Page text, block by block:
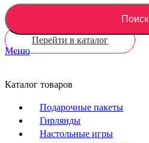
Поиск
Перейти в каталог
Меню
Каталог товаров
Подарочные пакеты
Гирлянды
Настольные игры